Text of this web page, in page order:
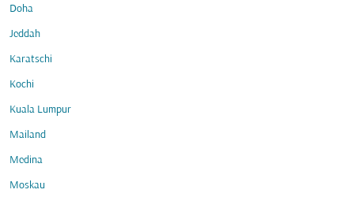
Doha
Jeddah
Karatschi
Kochi
Kuala Lumpur
Mailand
Medina
Moskau